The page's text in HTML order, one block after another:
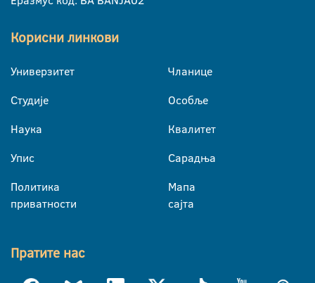
Корисни линкови
Универзитет
Студије
Наука
Упис
Политика
приватности
Чланице
Особље
Квалитет
Сарадња
Мапа
сајта
Пратите нас